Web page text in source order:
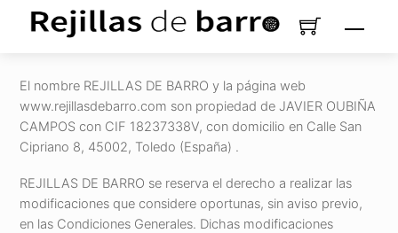
Saltar
Menú
El nombre REJILLAS DE BARRO y la página web
www.rejillasdebarro.com son propiedad de JAVIER OUBIÑA
CAMPOS con CIF 18237338V, con domicilio en Calle San
Cipriano 8, 45002, Toledo (España) .
REJILLAS DE BARRO se reserva el derecho a realizar las
modificaciones que considere oportunas, sin aviso previo,
en las Condiciones Generales. Dichas modificaciones